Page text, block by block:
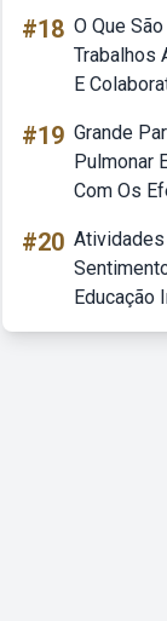
#18 O Que
Trabalhos
E
#19 Grande
Pulmonar
Com Os
#20
Educação